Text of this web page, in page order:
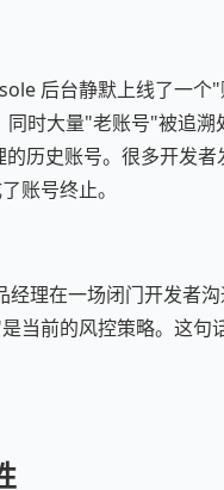
后台静默上线了一个
时大量"老账号"被追
历史账号。很多开发
账号终止。
理在一场闭门开发者
当前的风控策略。这句